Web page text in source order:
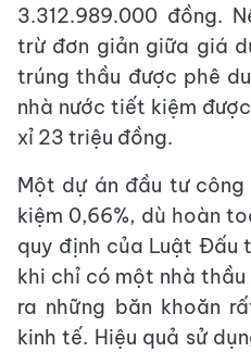
3.312.989.000 đồng.
trừ đơn giản giữa giá
trúng thầu được phê
nhà nước tiết kiệm
xỉ 23 triệu đồng.
Một dự án đầu tư
kiệm 0,66%, dù hoàn
quy định của Luật Đấu
khi chỉ có một nhà
ra những băn khoăn
kinh tế. Hiệu quả sử